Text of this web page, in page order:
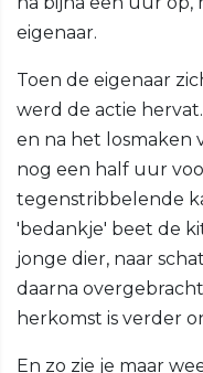
eigenaar.
Toen de eigenaar
werd de actie
en na het losmaken
nog een half uur
tegenstribbelende
'bedankje' beet de
jonge dier, naar
daarna
herkomst is verder
En zo zie je maar